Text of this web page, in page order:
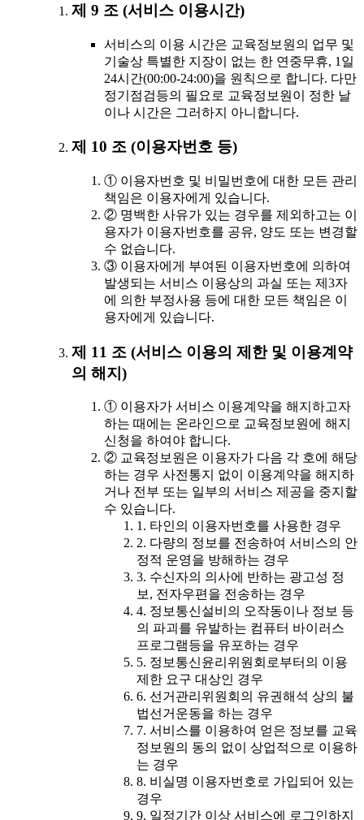
제 9 조 (서비스 이용시간)
서비스의 이용 시간은 교육정보원의 업무 및
기술상 특별한 지장이 없는 한 연중무휴, 1일
24시간(00:00-24:00)을 원칙으로 합니다. 다만
정기점검등의 필요로 교육정보원이 정한 날
이나 시간은 그러하지 아니합니다.
제 10 조 (이용자번호 등)
① 이용자번호 및 비밀번호에 대한 모든 관리
책임은 이용자에게 있습니다.
② 명백한 사유가 있는 경우를 제외하고는 이
용자가 이용자번호를 공유, 양도 또는 변경할
수 없습니다.
③ 이용자에게 부여된 이용자번호에 의하여
발생되는 서비스 이용상의 과실 또는 제3자
에 의한 부정사용 등에 대한 모든 책임은 이
용자에게 있습니다.
제 11 조 (서비스 이용의 제한 및 이용계약
의 해지)
① 이용자가 서비스 이용계약을 해지하고자
하는 때에는 온라인으로 교육정보원에 해지
신청을 하여야 합니다.
② 교육정보원은 이용자가 다음 각 호에 해당
하는 경우 사전통지 없이 이용계약을 해지하
거나 전부 또는 일부의 서비스 제공을 중지할
수 있습니다.
1. 타인의 이용자번호를 사용한 경우
2. 다량의 정보를 전송하여 서비스의 안
정적 운영을 방해하는 경우
3. 수신자의 의사에 반하는 광고성 정
보, 전자우편을 전송하는 경우
4. 정보통신설비의 오작동이나 정보 등
의 파괴를 유발하는 컴퓨터 바이러스
프로그램등을 유포하는 경우
5. 정보통신윤리위원회로부터의 이용
제한 요구 대상인 경우
6. 선거관리위원회의 유권해석 상의 불
법선거운동을 하는 경우
7. 서비스를 이용하여 얻은 정보를 교육
정보원의 동의 없이 상업적으로 이용하
는 경우
8. 비실명 이용자번호로 가입되어 있는
경우
9. 일정기간 이상 서비스에 로그인하지